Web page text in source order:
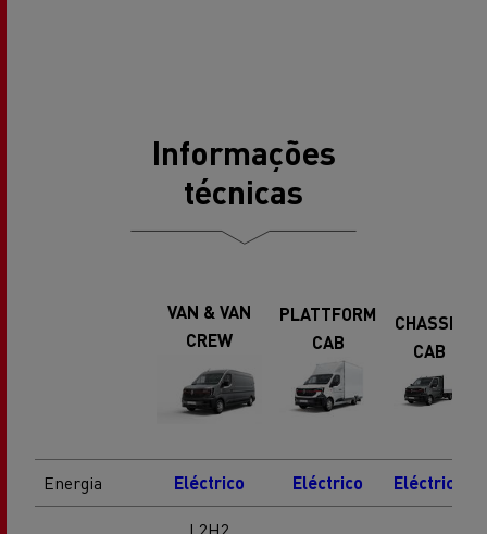
Informações
técnicas
VAN & VAN
CREW
PLATTFORM
CAB
CHASSIS
CAB
Energia Eléctrico Eléctrico Eléctrico
L2H2